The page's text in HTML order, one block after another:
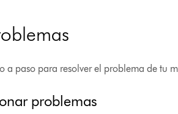
a paso para resolver el problema de tu
problemas